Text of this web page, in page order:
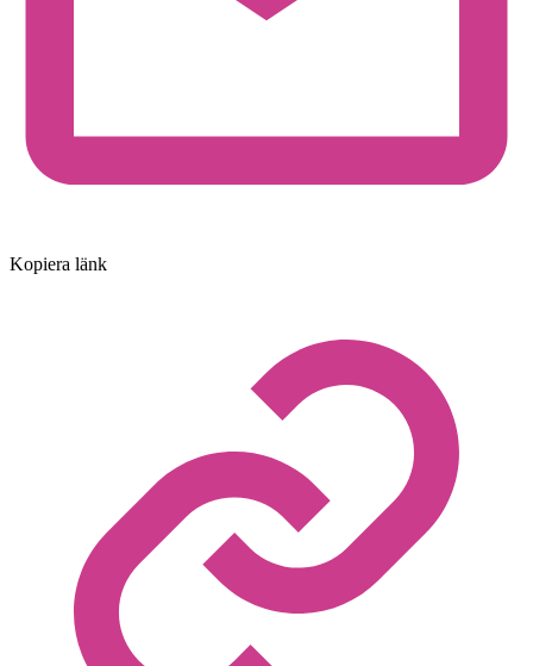
Kopiera länk